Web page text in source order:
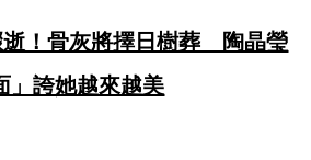
逝！骨灰將擇日樹葬 陶晶瑩
」誇她越來越美